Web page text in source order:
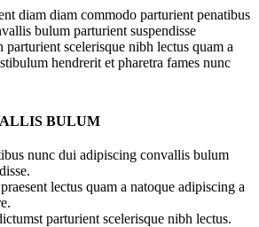
diam diam commodo parturient penatibus
bulum parturient suspendisse
parturient scelerisque nibh lectus quam a
hendrerit et pharetra fames nunc
BULUM
nunc dui adipiscing convallis bulum
lectus quam a natoque adipiscing a
parturient scelerisque nibh lectus.